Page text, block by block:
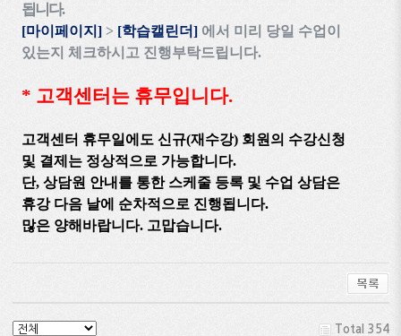
됩니다.
[마이페이지 ] > [학습캘린더] 에서 미리 당일 수업이
있는지 체크하시고 진행부탁드립니다.
* 고객센터는 휴무입니다.
고객센터 휴무일에도 신규(재수강) 회원의 수강신청
및 결제는 정상적으로 가능합니다.
단, 상담원 안내를 통한 스케줄 등록 및 수업 상담은
휴강 다음 날에 순차적으로 진행됩니다.
많은 양해바랍니다. 고맙습니다.
Total 354